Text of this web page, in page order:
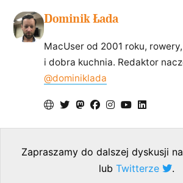
Dominik Łada
MacUser od 2001 roku,
i dobra kuchnia. Redaktor
@dominiklada
Zapraszamy do dalszej dyskusji na
lub Twitterze .